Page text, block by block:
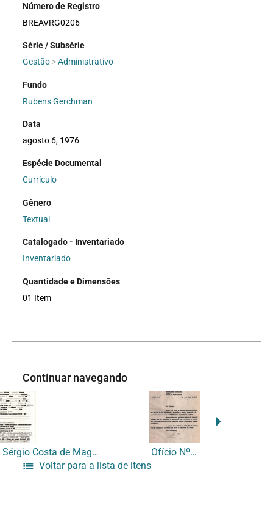
Número de Registro
BREAVRG0206
Série / Subsérie
Gestão >Administrativo
Fundo
Rubens Gerchman
Data
agosto 6, 1976
Espécie Documental
Currículo
Gênero
Textual
Catalogado - Inventariado
Inventariado
Quantidade e Dimensões
01 Item
Continuar navegando
Curriculum Vitae / Sérgio Costa de Magalhães Santeiro
Ofício Nº28
Voltar para a lista de itens